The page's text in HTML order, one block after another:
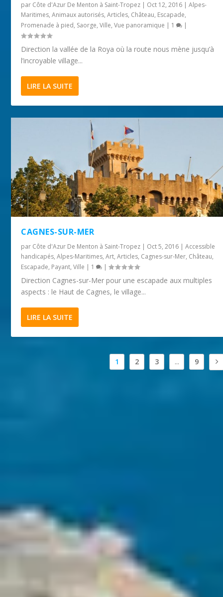
par Côte d'Azur De Menton à Saint-Tropez Oct 12, 2016 |Alpes-
Maritimes,Animaux autorisés,Articles, Château, Escapade,
Promenade à pied, Saorge,Ville,Vue panoramique 1
Direction la vallée de la Roya où la route nous mène jusqu’à
l’incroyable village...
LIRE LA SUITE
CAGNES-SUR-MER
par Côte d'Azur De Menton à Saint-Tropez | Oct 5, 2016 |Accessible
handicapés,Alpes-Maritimes,Art,Articles, Cagnes-sur-Mer, Château,
Escapade, Payant,Ville | 1 |
Direction Cagnes-sur-Mer pour une escapade aux multiples
aspects : le Haut de Cagnes, le village...
LIRE LA SUITE
1 2 3 ... 9